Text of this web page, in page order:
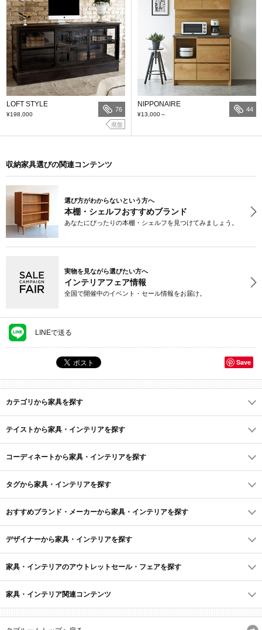
LOFT STYLE
¥198,000
76
廃盤
NIPPONAIRE
¥13,000～
44
収納家具選びの関連コンテンツ
選び方がわからないという方へ
本棚・シェルフおすすめブランド
あなたにぴったりの本棚・シェルフを見つけてみましょう。
実物を見ながら選びたい方へ
インテリアフェア情報
全国で開催中のイベント・セール情報をお届け。
LINEで送る
Save
カテゴリから家具を探す
テイストから家具・インテリアを探す
コーディネートから家具・インテリアを探す
タグから家具・インテリアを探す
おすすめブランド・メーカーから家具・インテリアを探す
デザイナーから家具・インテリアを探す
家具・インテリアのアウトレットセール・フェアを探す
家具・インテリア関連コンテンツ